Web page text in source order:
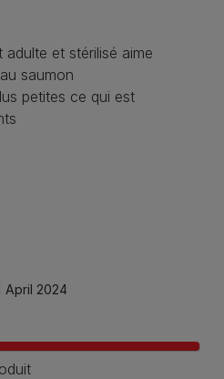
et stérilisé aime
saumon
petites ce qui est
April 2024